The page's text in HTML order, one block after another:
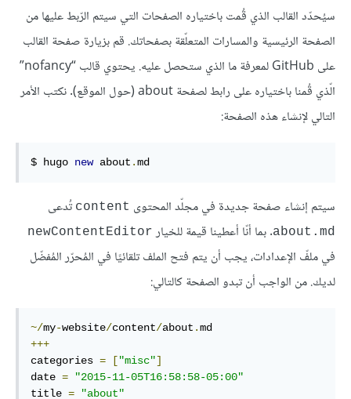
سيُحدّد القالب الذي قُمت باختياره الصفحات التي سيتم الرّبط عليها من
الصفحة الرئيسية والمسارات المتعلّقة بصفحاتك. قم بزيارة صفحة القالب
على GitHub لمعرفة ما الذي ستحصل عليه. يحتوي قالب “nofancy”
الّذي قُمنا باختياره على رابط لصفحة about (حول الموقع). نكتب الأمر
التالي لإنشاء هذه الصفحة:
$ hugo new about .md
سيتم إنشاء صفحة جديدة في مجلّد المحتوى content تُدعى
about.md. بما أنّا أعطينا قيمة للخيار newContentEditor
في ملفّ الإعدادات، يجب أن يتم فتح الملف تلقائيًا في المُحرّر المُفضّل
لديك. من الواجب أن تبدو الصفحة كالتالي:
~/my-website/content/about .
+++
categories = ["misc"]
date =
"2015-11-05T16:58:58-05:00"
title = "about"